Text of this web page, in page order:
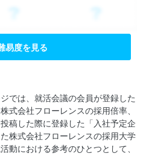
易度を見る
では、就活会議の会員が登録した
式会社フローレンスの採用倍率、
稿した際に登録した「入社予定企
株式会社フローレンスの採用大学
動における参考のひとつとして、